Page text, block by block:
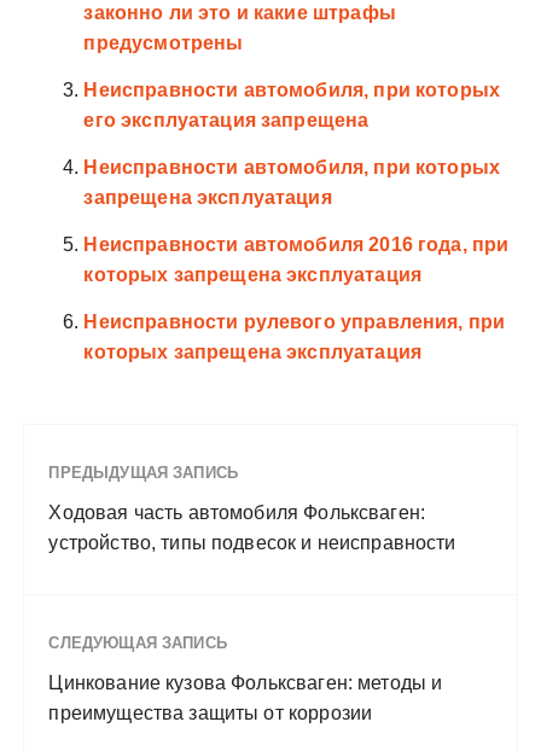
законно ли это и какие штрафы
предусмотрены
Неисправности автомобиля, при которых
его эксплуатация запрещена
Неисправности автомобиля, при которых
запрещена эксплуатация
Неисправности автомобиля 2016 года, при
которых запрещена эксплуатация
Неисправности рулевого управления, при
которых запрещена эксплуатация
ПРЕДЫДУЩАЯ ЗАПИСЬ
Ходовая часть автомобиля Фольксваген:
устройство, типы подвесок и неисправности
СЛЕДУЮЩАЯ ЗАПИСЬ
Цинкование кузова Фольксваген: методы и
преимущества защиты от коррозии